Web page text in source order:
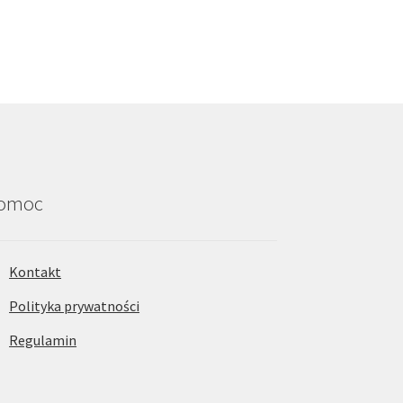
Kontakt
Polityka prywatności
Regulamin